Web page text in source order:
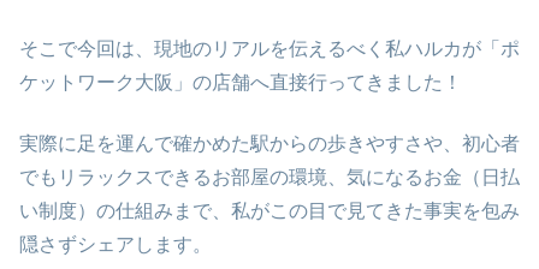
そこで今回は、現地のリアルを伝えるべく私ハルカが「ポ
ケットワーク大阪」の店舗へ直接行ってきました！
実際に足を運んで確かめた駅からの歩きやすさや、初心者
でもリラックスできるお部屋の環境、気になるお金（日払
い制度）の仕組みまで、私がこの目で見てきた事実を包み
隠さずシェアします。